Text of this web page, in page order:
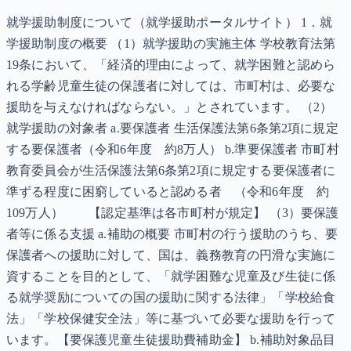
就学援助制度について（就学援助ポータルサイト） 1．就
学援助制度の概要 （1）就学援助の実施主体 学校教育法第
19条において、「経済的理由によって、就学困難と認めら
れる学齢児童生徒の保護者に対しては、市町村は、必要な
援助を与えなければならない。」とされています。 （2）
就学援助の対象者 a.要保護者 生活保護法第6条第2項に規定
する要保護者（令和6年度 約8万人） b.準要保護者 市町村
教育委員会が生活保護法第6条第2項に規定する要保護者に
準ずる程度に困窮していると認める者 （令和6年度 約
109万人） 【認定基準は各市町村が規定】 （3）要保護
者等に係る支援 a.補助の概要 市町村の行う援助のうち、要
保護者への援助に対して、国は、義務教育の円滑な実施に
資することを目的として、「就学困難な児童及び生徒に係
る就学奨励についての国の援助に関する法律」「学校給食
法」「学校保健安全法」等に基づいて必要な援助を行って
います。【要保護児童生徒援助費補助金】 b.補助対象品目